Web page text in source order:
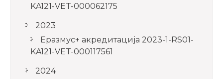
KA121-VET-000062175
2023
Еразмус+ акредитација 2023-1-RS01-
KA121-VET-000117561
2024